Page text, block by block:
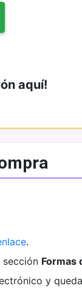
aquí!
.
sección Formas
y